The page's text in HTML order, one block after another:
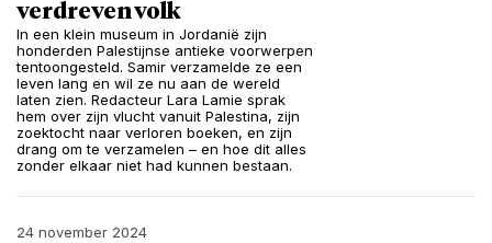
verdreven volk
In een klein museum in Jordanië zijn
honderden Palestijnse antieke voorwerpen
tentoongesteld. Samir verzamelde ze een
leven lang en wil ze nu aan de wereld
laten zien. Redacteur Lara Lamie sprak
hem over zijn vlucht vanuit Palestina, zijn
zoektocht naar verloren boeken, en zijn
drang om te verzamelen – en hoe dit alles
zonder elkaar niet had kunnen bestaan.
24 november 2024